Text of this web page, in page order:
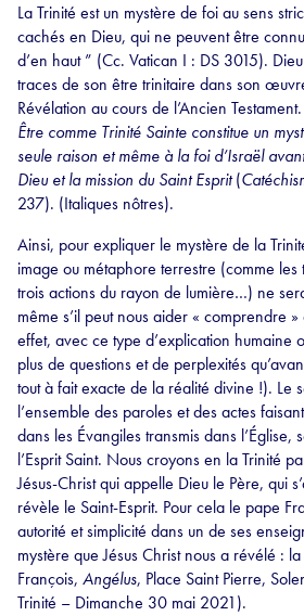
La Trinité est un mystère de foi au sens
cachés en Dieu, qui ne peuvent être
d’en haut ” (Cc. Vatican I : DS 3015).
traces de son être trinitaire dans son
Révélation au cours de l’Ancien Testament.
Être comme Trinité Sainte constitue un
seule raison et même à la foi d’Israël
Dieu et la mission du Saint Esprit(
237). (Italiques nôtres).
Ainsi, pour expliquer le mystère de la
image ou métaphore terrestre (comme les
trois actions du rayon de lumière…) ne
même s’il peut nous aider « comprendre
effet, avec ce type d’explication humaine
plus de questions et de perplexités
tout à fait exacte de la réalité divine !). Le
l’ensemble des paroles et des actes
dans les Évangiles transmis dans l’Église,
l’Esprit Saint. Nous croyons en la Trinité
Jésus-Christ qui appelle Dieu le Père, qui
révèle le Saint-Esprit. Pour cela le pape
autorité et simplicité dans un de ses
mystère que Jésus Christ nous a révélé :
François, Angélus, Place Saint Pierre,
Trinité – Dimanche 30 mai 2021).